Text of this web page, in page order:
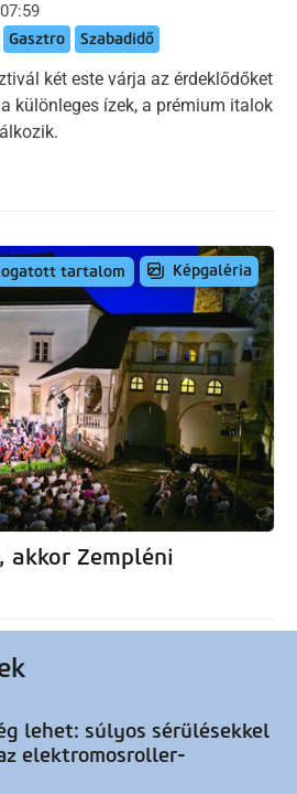
Gasztro Szabadidő
két este várja az érdeklődőket
különleges ízek, a prémium italok
tartalom Képgaléria
akkor Zempléni
lehet: súlyos sérülésekkel
elektromosroller-